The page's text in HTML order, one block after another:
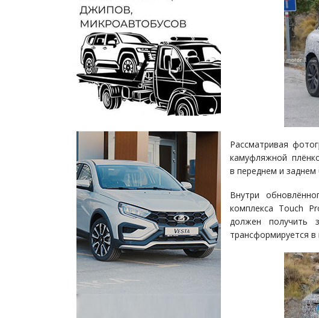
Рассматривая
камуфляжной
в переднем и
Внутри
комплекса Touch
должен получить
трансформируется